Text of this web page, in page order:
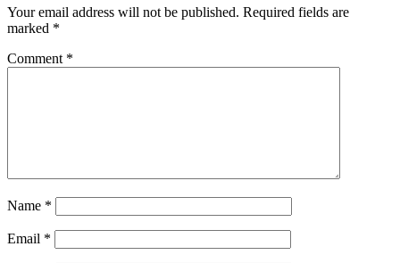
Your email address will not be published. Required fields are
marked *
Comment *
Name *
Email *